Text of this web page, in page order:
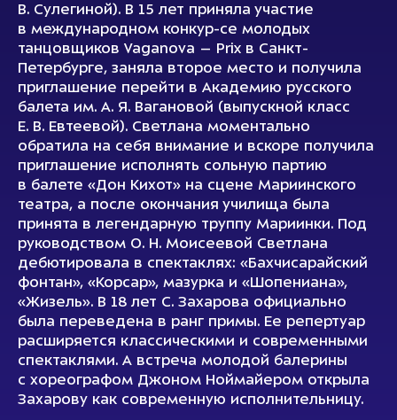
В. Сулегиной). В 15 лет приняла участие
в международном конкур-се молодых
танцовщиков Vaganova – Prix в Санкт-
Петербурге, заняла второе место и получила
приглашение перейти в Академию русского
балета им. А. Я. Вагановой (выпускной класс
Е. В. Евтеевой). Светлана моментально
обратила на себя внимание и вскоре получила
приглашение исполнять сольную партию
в балете «Дон Кихот» на сцене Мариинского
театра, а после окончания училища была
принята в легендарную труппу Мариинки. Под
руководством О. Н. Моисеевой Светлана
дебютировала в спектаклях: «Бахчисарайский
фонтан», «Корсар», мазурка и «Шопениана»,
«Жизель». В 18 лет С. Захарова официально
была переведена в ранг примы. Ее репертуар
расширяется классическими и современными
спектаклями. А встреча молодой балерины
с хореографом Джоном Ноймайером открыла
Захарову как современную исполнительницу.